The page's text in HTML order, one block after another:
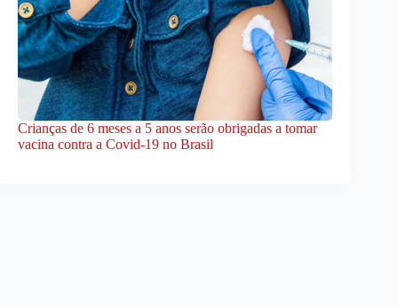
Crianças de 6 meses a 5 anos serão obrigadas a tomar
vacina contra a Covid-19 no Brasil